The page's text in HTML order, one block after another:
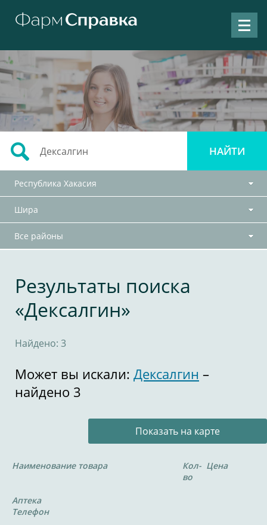
Республика Хакасия
Шира
Все районы
Результаты поиска
«Дексалгин»
Найдено: 3
Может вы искали: Дексалгин –
найдено 3
Показать на карте
Наименование товара
Кол-
во
Цена
Аптека
Телефон